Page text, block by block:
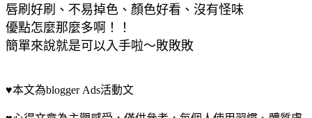
唇刷好刷、不易掉色、顏色好看、沒有怪味
優點怎麼那麼多啊！！
簡單來說就是可以入手啦～敗敗敗
♥本文為blogger Ads活動文